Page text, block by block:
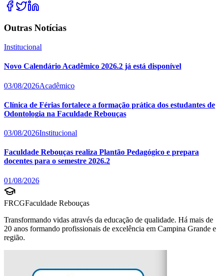
Outras Notícias
Institucional
Novo Calendário Acadêmico 2026.2 já está disponível
03/08/2026Acadêmico
Clínica de Férias fortalece a formação prática dos estudantes de
Odontologia na Faculdade Rebouças
03/08/2026Institucional
Faculdade Rebouças realiza Plantão Pedagógico e prepara
docentes para o semestre 2026.2
01/08/2026
FRCGFaculdade Rebouças
Transformando vidas através da educação de qualidade. Há mais de
20 anos formando profissionais de excelência em Campina Grande e
região.